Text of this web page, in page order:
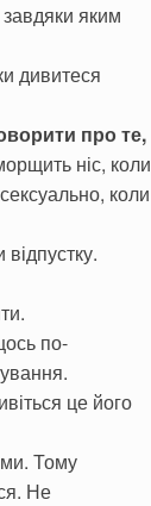
завдяки яким
дивитеся
про те,
ніс, коли
коли
по-
це його
Тому
Не